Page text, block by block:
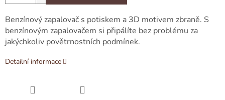
Benzínový zapalovač s potiskem a 3D motivem zbraně. S
benzínovým zapalovačem si připálíte bez problému za
jakýchkoliv povětrnostních podmínek.
Detailní informace